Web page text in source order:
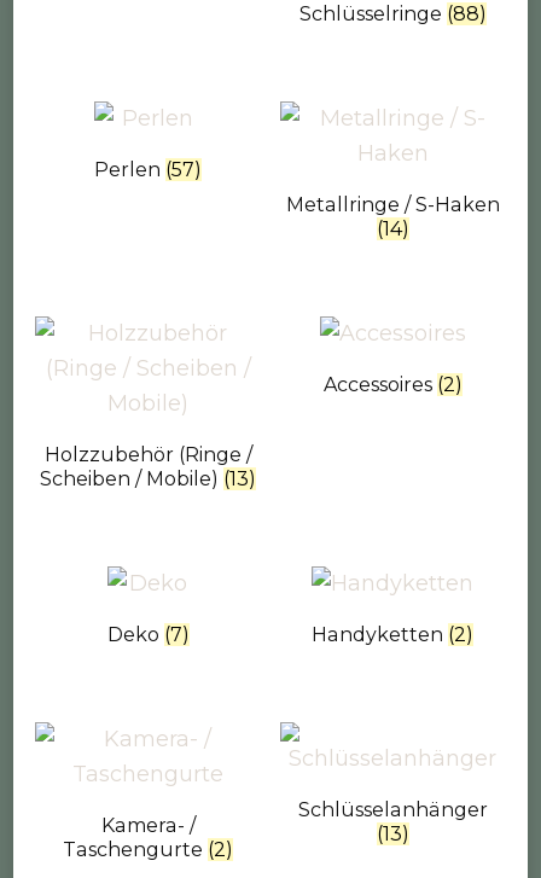
Schlüsselringe (88)
Perlen (57)
Metallringe / S-Haken
(14)
Holzzubehör (Ringe /
Scheiben / Mobile) (13)
Accessoires (2)
Deko (7) Handyketten (2)
Kamera- /
Taschengurte (2)
Schlüsselanhänger
(13)